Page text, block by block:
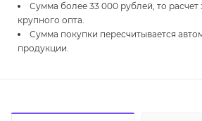
Сумма более 33 000 рублей, то расчет
крупного опта.
Сумма покупки пересчитывается
продукции.